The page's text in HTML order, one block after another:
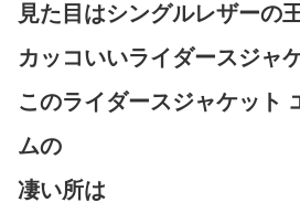
見た目はシングルレザーの
カッコいいライダースジャ
このライダースジャケット
ムの
凄い所は